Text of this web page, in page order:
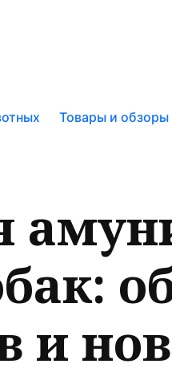
Товары и обзоры
и